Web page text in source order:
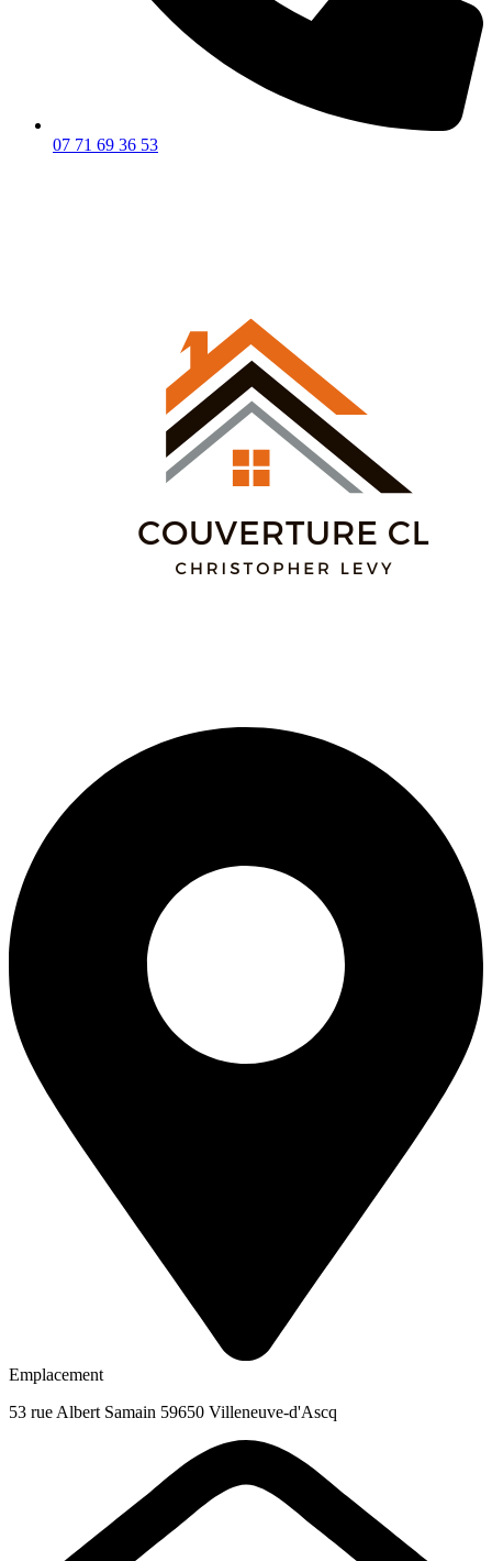
07 71 69 36 53
Emplacement
53 rue Albert Samain 59650 Villeneuve-d'Ascq